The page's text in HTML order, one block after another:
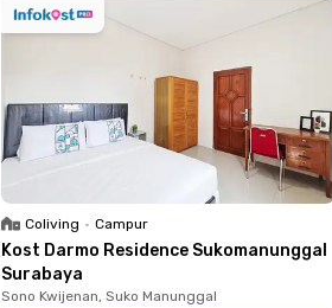
Coliving • Campur
Kost Darmo Residence Sukomanunggal
Surabaya
Sono Kwijenan, Suko Manunggal